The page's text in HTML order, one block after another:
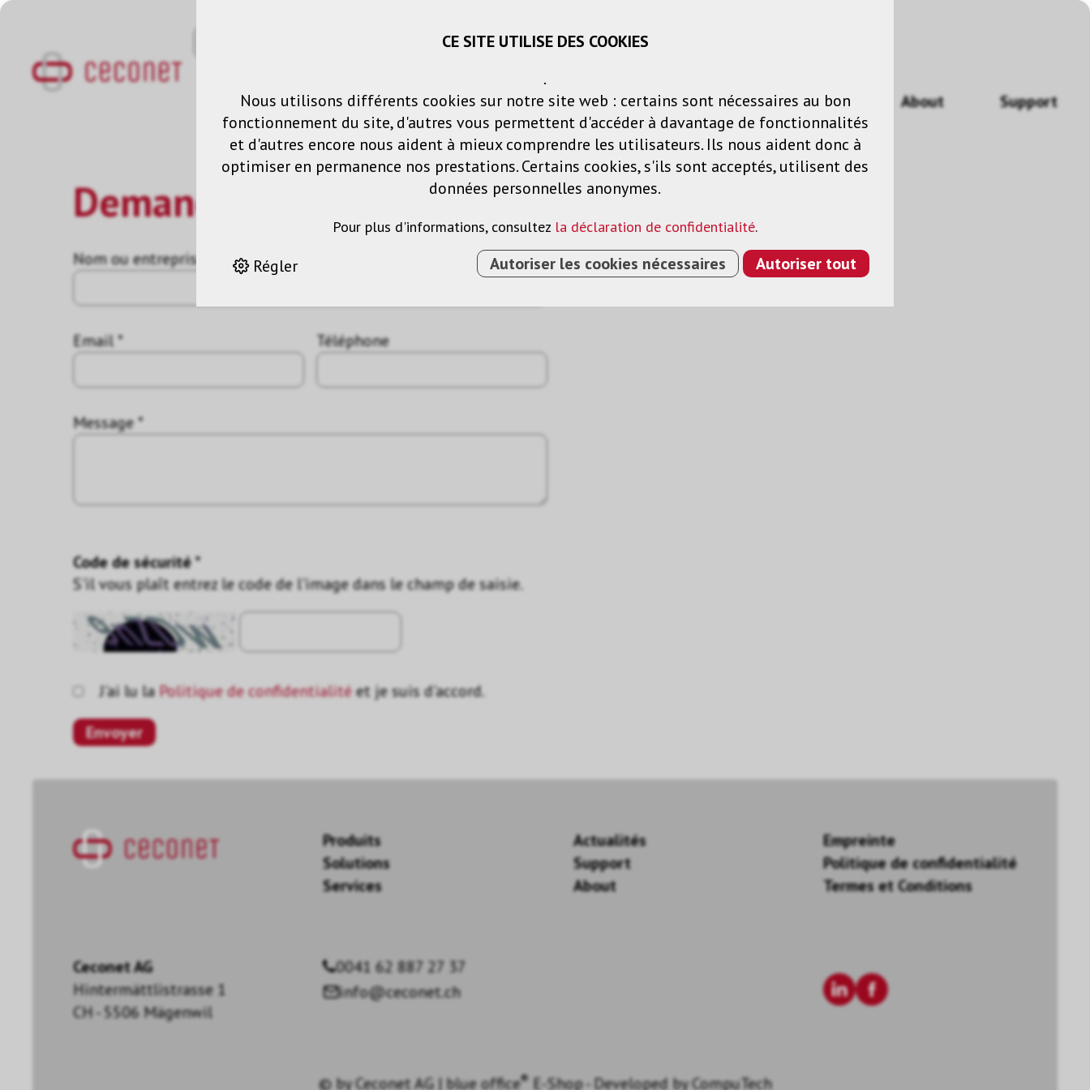
Panier Listes de voeux
Produits Solutions Services Actualités About Support
Demande
Nom ou entreprise *
Email * Téléphone
Message *
Code de sécurité *
S'il vous plaît entrez le code de l'image dans le champ de saisie.
J'ai lu laPolitique de confidentialitéet je suis d'accord.
Produits
Solutions
Services
Actualités
Support
About
Empreinte
Politique de confidentialité
Termes et Conditions
Ceconet AG
Hintermättlistrasse 1
CH - 5506 Mägenwil
0041 62 887 27 37
info@ceconet.ch
© byCeconet AG|blue office®E-Shop - Developed byCompuTech
CE SITE UTILISE DES COOKIES
.
Nous utilisons différents cookies sur notre site web : certains sont nécessaires au bon
fonctionnement du site, d'autres vous permettent d'accéder à davantage de fonctionnalités
et d'autres encore nous aident à mieux comprendre les utilisateurs. Ils nous aident donc à
optimiser en permanence nos prestations. Certains cookies, s'ils sont acceptés, utilisent des
données personnelles anonymes.
Pour plus d'informations, consultez la déclaration de confidentialité.
Régler Autoriser les cookies nécessaires Autoriser tout